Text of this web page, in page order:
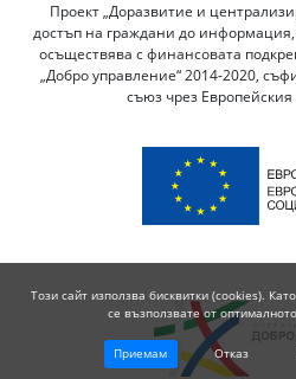
Проект „Доразвитие и
достъп на граждани до информация,
осъществява с финансовата
„Добро управление“ 2014-2020,
съюз чрез
Този сайт използва бисквитки (cookies).
се възползвате от
Приемам Отказ